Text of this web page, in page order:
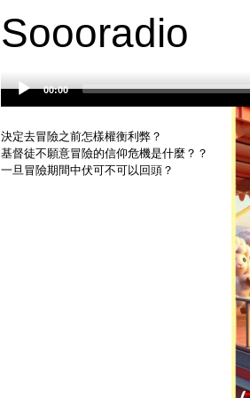
Soooradio
Audio
00:00
決定去冒險之前怎樣權衡利弊？
基督徒不願意冒險的信仰危機是什麼？？
一旦冒險期間中伏可不可以回頭？